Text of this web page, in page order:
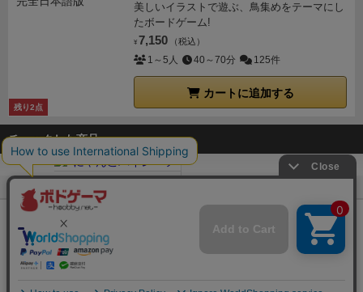
残り2点
美しいイラストで遊ぶ、鳥集めをテーマにし
たボードゲーム!
¥ 7,150 （税込）
1～5人 40～70分 125件
カートに追加する
チェックした商品
【ボドゲーマ】ボードゲームの総合情報サイト
All rights reserved.